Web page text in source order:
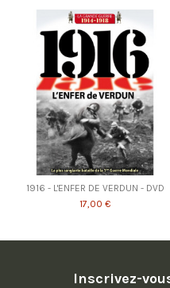
1916 - L'ENFER DE VERDUN - DVD
17,00 €
Inscrivez-